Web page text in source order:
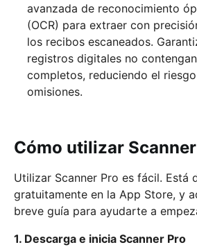
avanzada de reconocimiento
(OCR) para extraer con
los recibos escaneados.
registros digitales no
completos, reduciendo el
omisiones.
Cómo utilizar
Utilizar Scanner Pro es fácil. Está
gratuitamente en la App Store, y
breve guía para ayudarte a
1. Descarga e inicia Scanner Pro